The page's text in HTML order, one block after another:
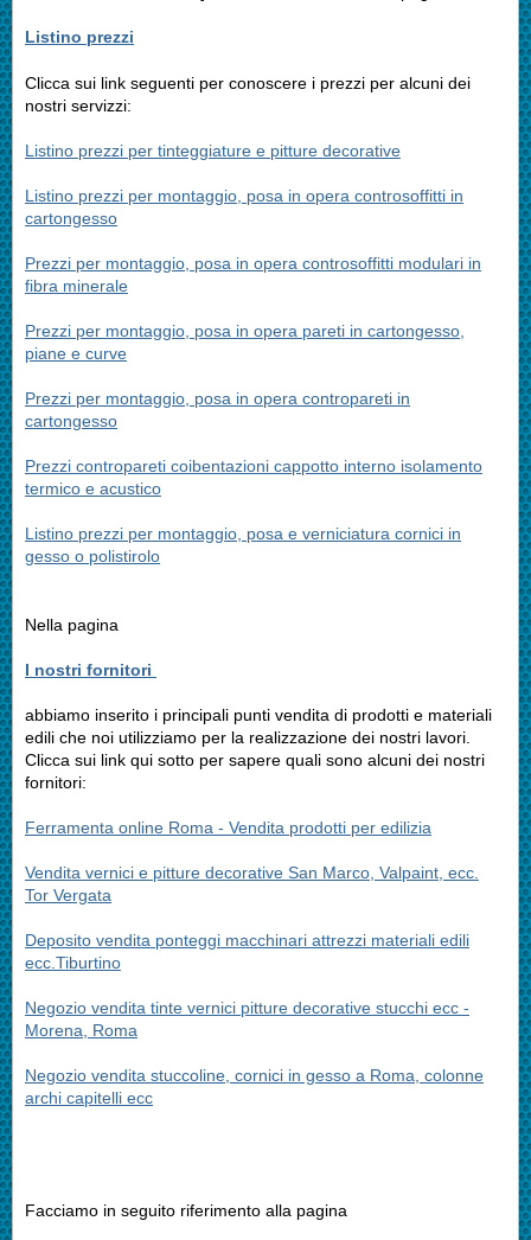
Listino prezzi
Clicca sui link seguenti per conoscere i prezzi per alcuni dei
nostri servizzi:
Listino prezzi per tinteggiature e pitture decorative
Listino prezzi per montaggio, posa in opera controsoffitti in
cartongesso
Prezzi per montaggio, posa in opera controsoffitti modulari in
fibra minerale
Prezzi per montaggio, posa in opera pareti in cartongesso,
piane e curve
Prezzi per montaggio, posa in opera contropareti in
cartongesso
Prezzi contropareti coibentazioni cappotto interno isolamento
termico e acustico
Listino prezzi per montaggio, posa e verniciatura cornici in
gesso o polistirolo
Nella pagina
I nostri fornitori
abbiamo inserito i principali punti vendita di prodotti e materiali
edili che noi utilizziamo per la realizzazione dei nostri lavori.
Clicca sui link qui sotto per sapere quali sono alcuni dei nostri
fornitori:
Ferramenta online Roma - Vendita prodotti per edilizia
Vendita vernici e pitture decorative San Marco, Valpaint, ecc.
Tor Vergata
Deposito vendita ponteggi macchinari attrezzi materiali edili
ecc.Tiburtino
Negozio vendita tinte vernici pitture decorative stucchi ecc -
Morena, Roma
Negozio vendita stuccoline, cornici in gesso a Roma, colonne
archi capitelli ecc
Facciamo in seguito riferimento alla pagina